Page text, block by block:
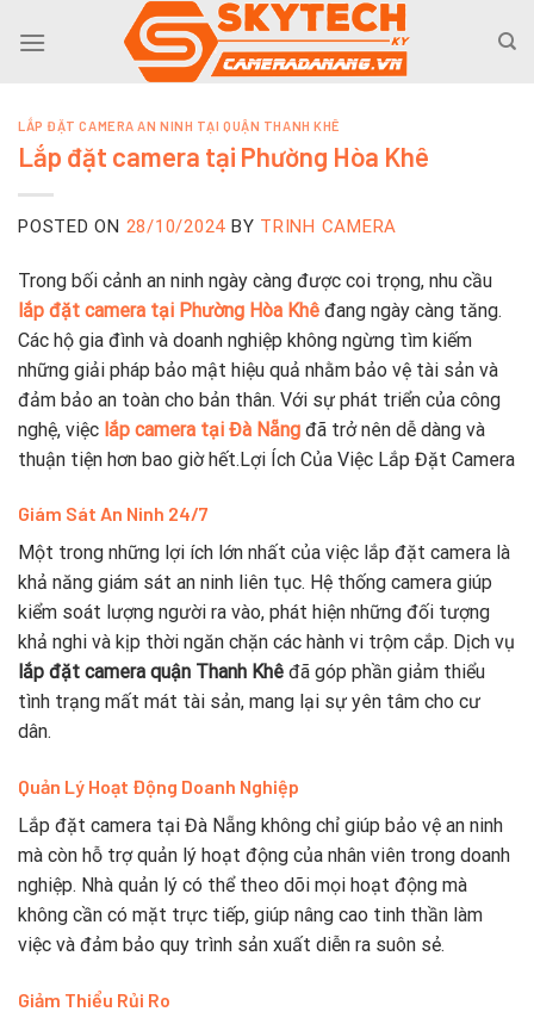
LẮP ĐẶT CAMERA AN NINH TẠI QUẬN THANH KHÊ
Lắp đặt camera tại Phường Hòa Khê
POSTED ON 28/10/2024 BY TRINH CAMERA
Trong bối cảnh an ninh ngày càng được coi trọng, nhu cầu
lắp đặt camera tại Phường Hòa Khê đang ngày càng tăng.
Các hộ gia đình và doanh nghiệp không ngừng tìm kiếm
những giải pháp bảo mật hiệu quả nhằm bảo vệ tài sản và
đảm bảo an toàn cho bản thân. Với sự phát triển của công
nghệ, việc lắp camera tại Đà Nẵng đã trở nên dễ dàng và
thuận tiện hơn bao giờ hết.Lợi Ích Của Việc Lắp Đặt Camera
Giám Sát An Ninh 24/7
Một trong những lợi ích lớn nhất của việc lắp đặt camera là
khả năng giám sát an ninh liên tục. Hệ thống camera giúp
kiểm soát lượng người ra vào, phát hiện những đối tượng
khả nghi và kịp thời ngăn chặn các hành vi trộm cắp. Dịch vụ
lắp đặt camera quận Thanh Khê đã góp phần giảm thiểu
tình trạng mất mát tài sản, mang lại sự yên tâm cho cư
dân.
Quản Lý Hoạt Động Doanh Nghiệp
Lắp đặt camera tại Đà Nẵng không chỉ giúp bảo vệ an ninh
mà còn hỗ trợ quản lý hoạt động của nhân viên trong doanh
nghiệp. Nhà quản lý có thể theo dõi mọi hoạt động mà
không cần có mặt trực tiếp, giúp nâng cao tinh thần làm
việc và đảm bảo quy trình sản xuất diễn ra suôn sẻ.
Giảm Thiểu Rủi Ro